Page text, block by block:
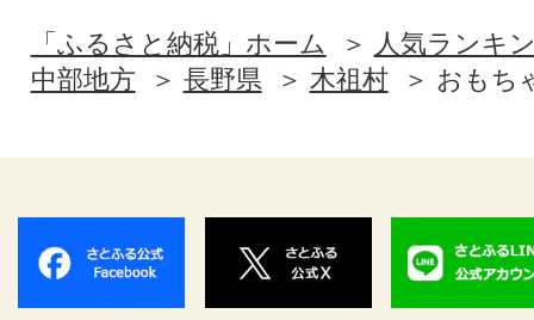
「ふるさと納税」ホーム
人気ランキ
中部地方
長野県 木祖村 おもち